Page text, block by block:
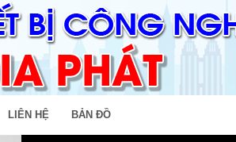
LIÊN HỆ BẢN ĐỒ